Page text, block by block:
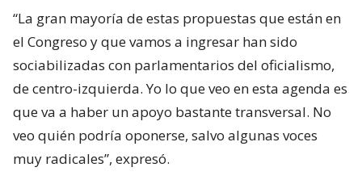
“La gran mayoría de estas propuestas que están en
el Congreso y que vamos a ingresar han sido
sociabilizadas con parlamentarios del oficialismo,
de centro-izquierda. Yo lo que veo en esta agenda es
que va a haber un apoyo bastante transversal. No
veo quién podría oponerse, salvo algunas voces
muy radicales”, expresó.